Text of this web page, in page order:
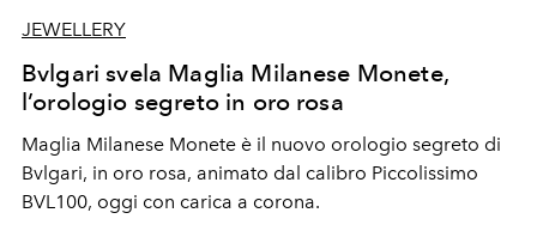
JEWELLERY
Bvlgari svela Maglia Milanese Monete,
l’orologio segreto in oro rosa
Maglia Milanese Monete è il nuovo orologio segreto di
Bvlgari, in oro rosa, animato dal calibro Piccolissimo
BVL100, oggi con carica a corona.